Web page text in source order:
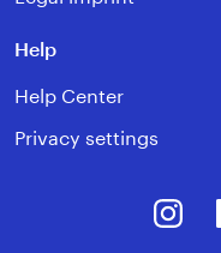
Help
Help Center
Privacy settings